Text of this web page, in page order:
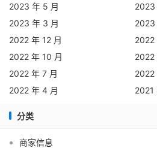
2023 年 5 月
2023
2023 年 3 月
2023
2022 年 12 月
2022
2022 年 10 月
2022
2022 年 7 月
2022
2022 年 4 月
2021
分类
商家信息